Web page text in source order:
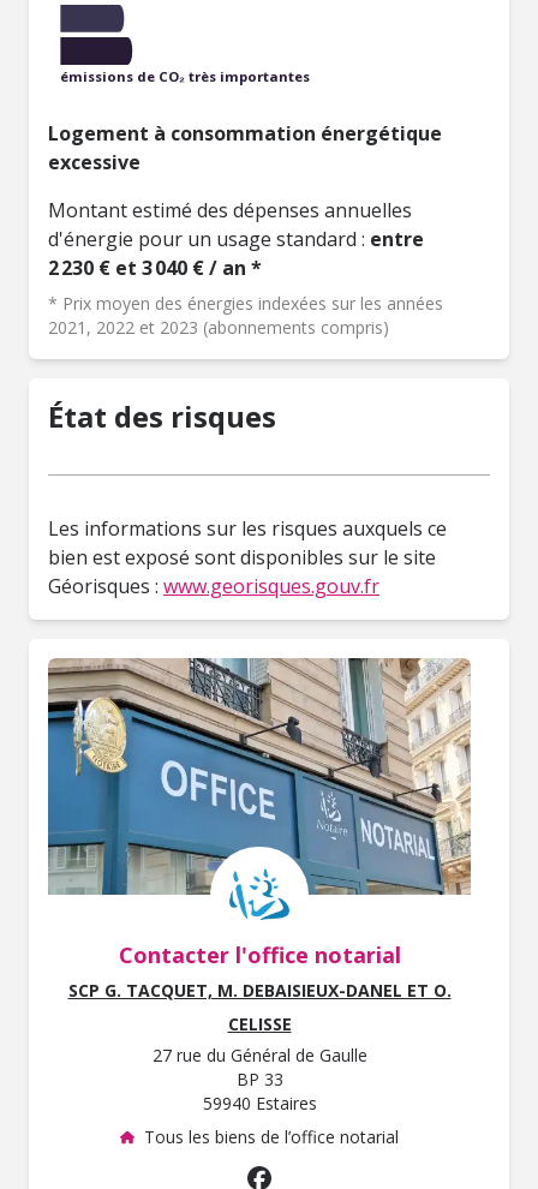
émissions de CO₂ très importantes
Logement à consommation énergétique
excessive
Montant estimé des dépenses annuelles
d'énergie pour un usage standard : entre
2 230 € et 3 040 € / an *
* Prix moyen des énergies indexées sur les années
2021, 2022 et 2023 (abonnements compris)
État des risques
Les informations sur les risques auxquels ce
bien est exposé sont disponibles sur le site
Géorisques : www.georisques.gouv.fr
Contacter l'office notarial
SCP G. TACQUET, M. DEBAISIEUX-DANEL ET O.
CELISSE
27 rue du Général de Gaulle
BP 33
59940 Estaires
Tous les biens de l’office notarial